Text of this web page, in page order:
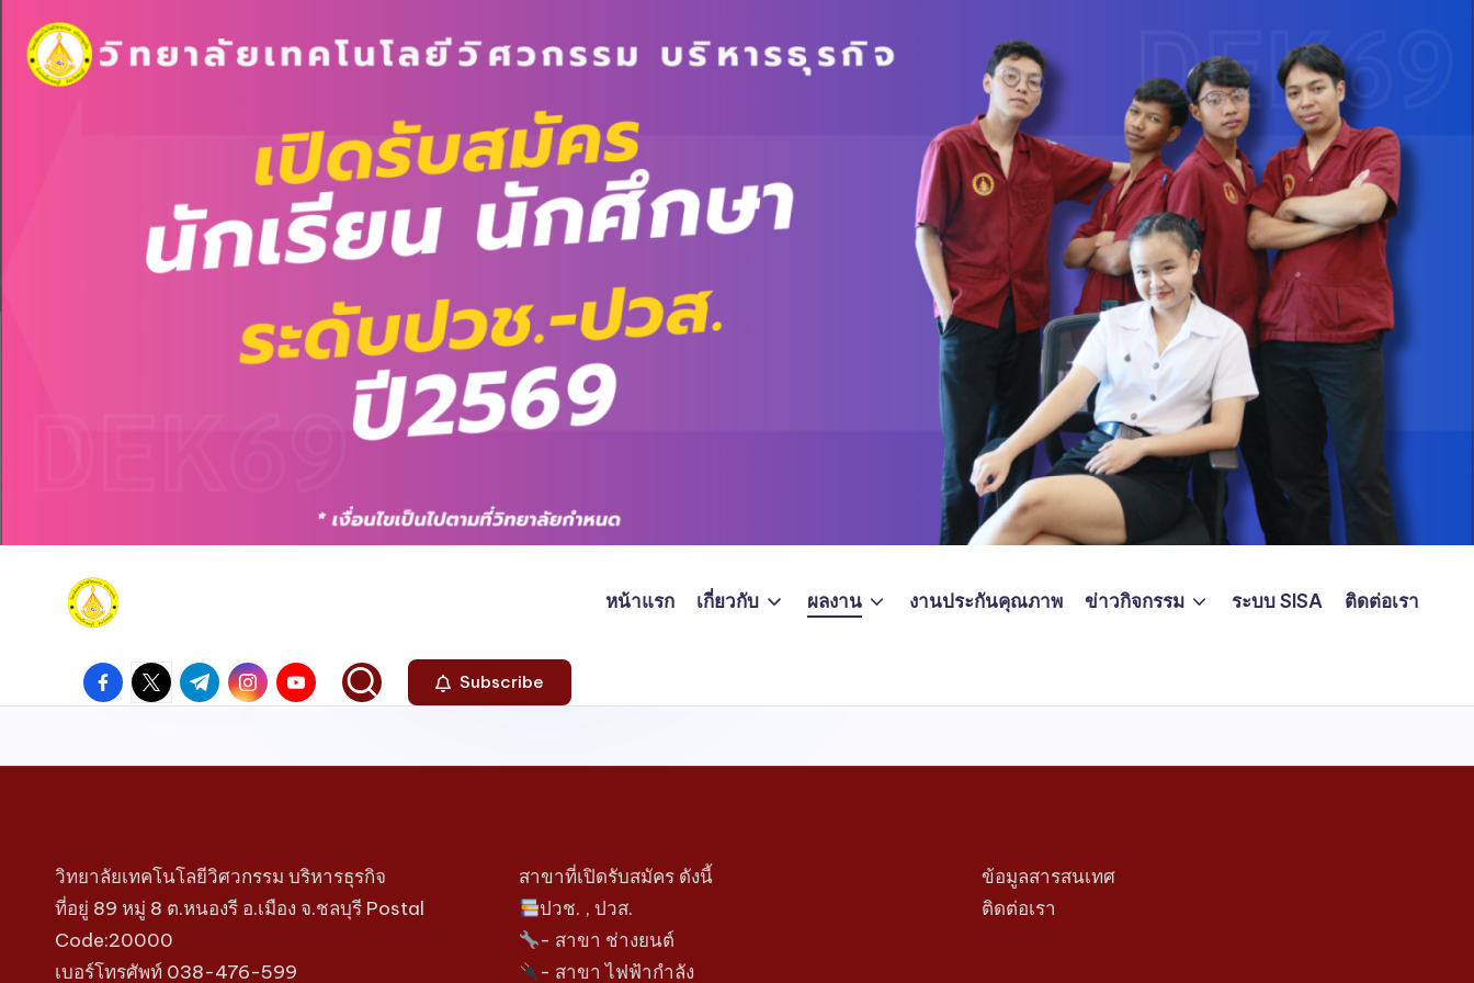
หน้าแรก เกี่ยวกับ ผลงาน งานประกันคุณภาพ ข่าวกิจกรรม ระบบ SISA ติดต่อเรา
Subscribe
วิทยาลัยเทคโนโลยีวิศวกรรม บริหารธุรกิจ
ที่อยู่ 89 หมู่ 8 ต.หนองรี อ.เมือง จ.ชลบุรี Postal
Code:20000
เบอร์โทรศัพท์ 038-476-599
สาขาที่เปิดรับสมัคร ดังนี้
ปวช. , ปวส.
- สาขา ช่างยนต์
- สาขา ไฟฟ้ากำลัง
ข้อมูลสารสนเทศ
ติดต่อเรา